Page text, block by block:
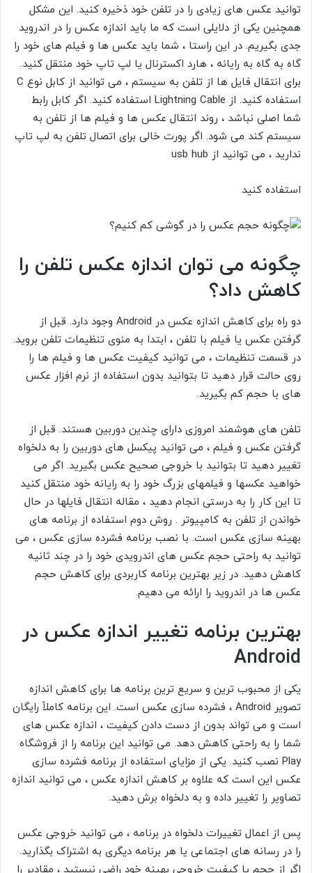
توانید عکس های زیادی را در تلفن خود ذخیره کنید. این مشکل
همچنین یکی از دلایلی است که ما باید اندازه عکس را در اندروید
جدی بگیریم. در این راستا ، شما باید عکس ها و فیلم های خود را
گاه به گاه به رایانه ، هارد اکسترنال یا لپ تاپ خود منتقل کنید.
برای انتقال فایل ها از تلفن به سیستم ، می توانید از کابل نوع C
استفاده کنید. از Lightning Cable
استفاده کنید. اگر کابل رابط
شما اصلی نباشد ، روند انتقال عکس ها و فیلم ها از تلفن به
سیستم کند می شود. اگر پورت خالی برای اتصال تلفن به لپ تاپ
ندارید ، می توانید از usb hub
استفاده کنید
چگونه می توان اندازه عکس تلفن را
کاهش داد؟
دو راه برای کاهش اندازه عکس در Android وجود دارد. قبل از
گرفتن عکس یا فیلم با تلفن ، ابتدا به منوی تنظیمات تلفن بروید.
در قسمت تنظیمات ، می توانید کیفیت عکس ها و فیلم ها را
روی حالت قرار دهید تا بتوانید بدون استفاده از نرم افزار عکس
های با حجم کم بگیرید.
تلفن های هوشمند امروزی دارای چندین دوربین هستند. قبل از
گرفتن عکس و فیلم ، می توانید پیکسل های دوربین را به دلخواه
تغییر دهید تا بتوانید با خروجی صحیح عکس بگیرید. اگر می
خواهید عکسها و فیلمهای بزرگ خود را به رایانه خود منتقل کنید
تا این کار را به درستی انجام دهید ، مقاله انتقال فایلها در حال
خواندن از تلفن به کامپیوتر . روش دوم استفاده از برنامه های
بهینه سازی عکس است. با نصب برنامه فشرده سازی عکس ، می
توانید به راحتی حجم عکس های اندرویدی خود را در چند ثانیه
کاهش دهید. در زیر بهترین برنامه کاربردی برای کاهش حجم
عکس ها در اندروید را ارائه می دهیم.
بهترین برنامه تغییر اندازه عکس در
Android
یکی از محبوب ترین و سریع ترین برنامه ها برای کاهش اندازه
تصویر Android ، فشرده سازی عکس
است. این برنامه کاملاً رایگان
است و می تواند بدون از دست دادن کیفیت ، اندازه عکس های
شما را به راحتی کاهش دهد. می توانید این برنامه را از فروشگاه
Play نصب کنید. یکی از مزایای استفاده از برنامه
فشرده سازی
عکس این است که علاوه بر کاهش اندازه عکس ، می توانید اندازه
تصاویر را تغییر داده و به دلخواه برش دهید.
پس از اعمال تغییرات دلخواه در برنامه ، می توانید خروجی عکس
را در رسانه های اجتماعی یا هر برنامه دیگری به اشتراک بگذارید.
اگر از حجم یا کیفیت خروجی بهینه خود راضی نیستید ، مقادیر را